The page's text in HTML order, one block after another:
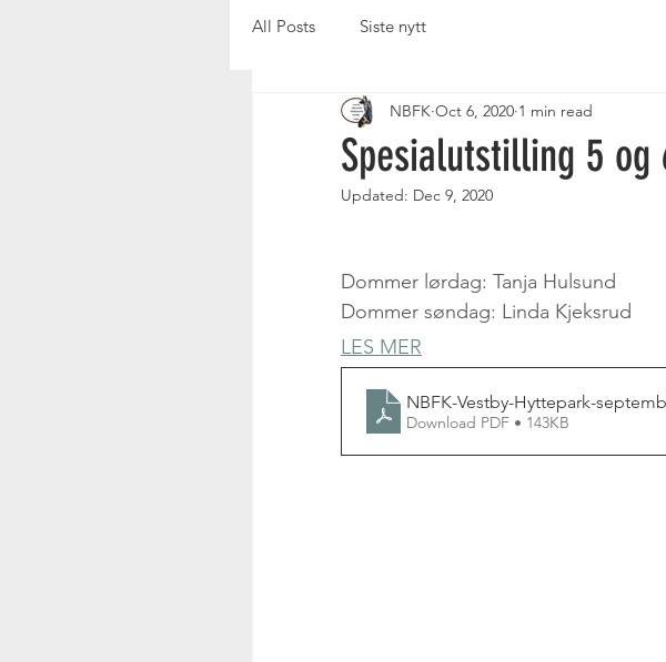
All Posts Siste nytt
Spesialutstilling 5 og
NBFK Oct 6, 2020 1 min read
Updated: Dec 9, 2020
Dommer lørdag: Tanja Hulsund
Dommer søndag: Linda Kjeksrud
LES MER
NBFK-Vestby-Hyttepark-
Download PDF • 143KB